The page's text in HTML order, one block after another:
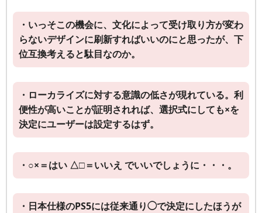
・いっそこの機会に、文化によって受け取り方が変わ
らないデザインに刷新すればいいのにと思ったが、下
位互換考えると駄目なのか。
・ローカライズに対する意識の低さが現れている。利
便性が高いことが証明されれば、選択式にしても×を
決定にユーザーは設定するはず。
・○×＝はい △□＝いいえ でいいでしょうに・・・。
・日本仕様のPS5には従来通り◯で決定にしたほうが